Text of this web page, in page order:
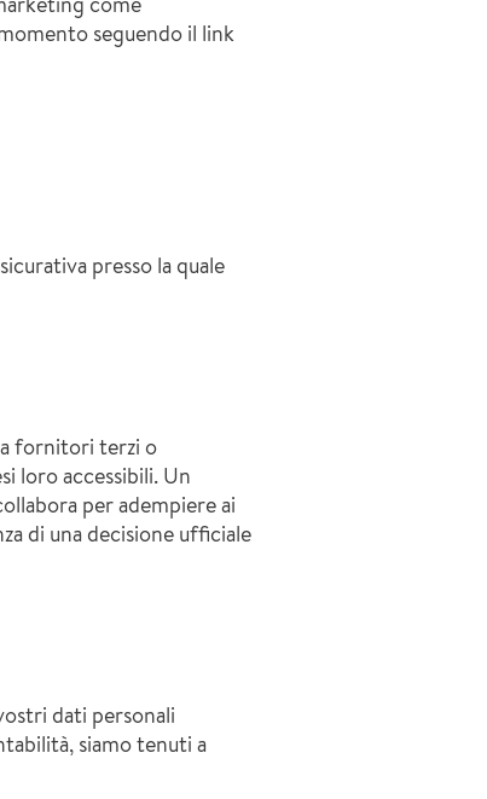
seguendo il link
presso la quale
fornitori terzi o
loro accessibili. Un
per adempiere ai
di una decisione ufficiale
dati personali
siamo tenuti a